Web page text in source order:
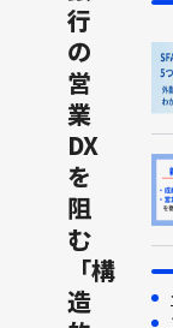
行
の
営
業
DX
を
阻
む
「構
造